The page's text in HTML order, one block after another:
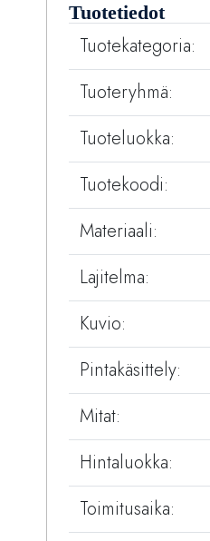
Tuotetiedot
Tuotekategoria:
Tuoteryhmä:
Tuoteluokka:
Tuotekoodi:
Materiaali:
Lajitelma:
Kuvio:
Pintakäsittely:
Mitat:
Hintaluokka:
Toimitusaika: